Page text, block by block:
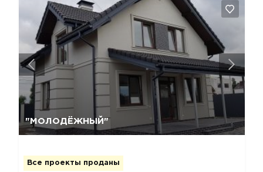
"МОЛОДЁЖНЫЙ"
Все проекты проданы
Да, удалить